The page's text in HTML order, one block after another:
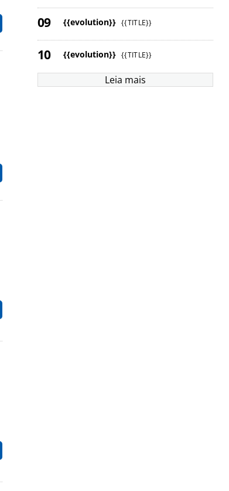
{{evolution}} {{TITLE}}
{{evolution}} {{TITLE}}
Leia mais